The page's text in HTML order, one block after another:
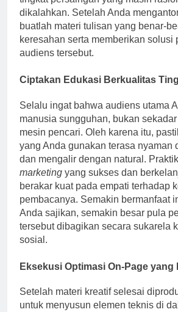
dikalahkan. Setelah Anda
buatlah materi tulisan yang benar-
keresahan serta memberikan solusi
audiens tersebut.
Ciptakan Edukasi Berkualitas
Selalu ingat bahwa audiens utama
manusia sungguhan, bukan
mesin pencari. Oleh karena itu,
yang Anda gunakan terasa nyaman
dan mengalir dengan natural. Praktik
marketing yang sukses dan
berakar kuat pada empati terhadap
pembacanya. Semakin bermanfaat
Anda sajikan, semakin besar pula
tersebut dibagikan secara sukarela
sosial.
Eksekusi Optimasi On-Page yang
Setelah materi kreatif selesai
untuk menyusun elemen teknis di